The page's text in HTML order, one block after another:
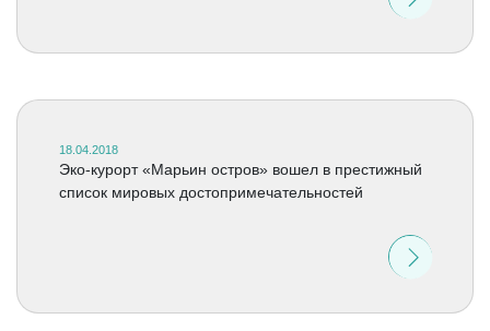
18.04.2018
Эко-курорт «Марьин остров» вошел в престижный
список мировых достопримечательностей